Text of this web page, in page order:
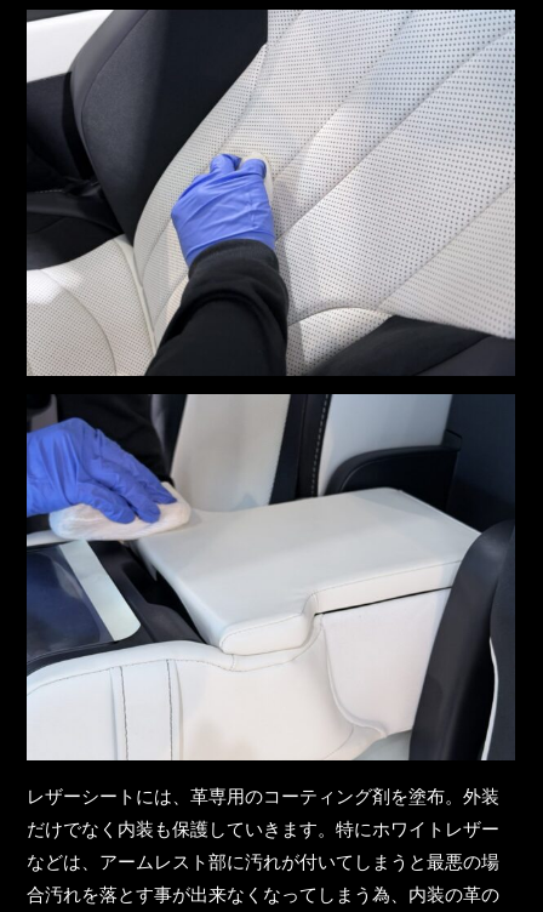
レザーシートには、革専用のコーティング剤を塗布。外装
だけでなく内装も保護していきます。特にホワイトレザー
などは、アームレスト部に汚れが付いてしまうと最悪の場
合汚れを落とす事が出来なくなってしまう為、内装の革の